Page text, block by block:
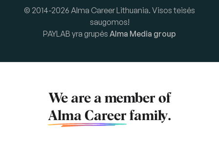
© 2014-2026 Alma Career Lithuania. Visos teisės
saugomos!
PAYLAB yra grupės Alma Media group
We are a member of
Alma Career family.